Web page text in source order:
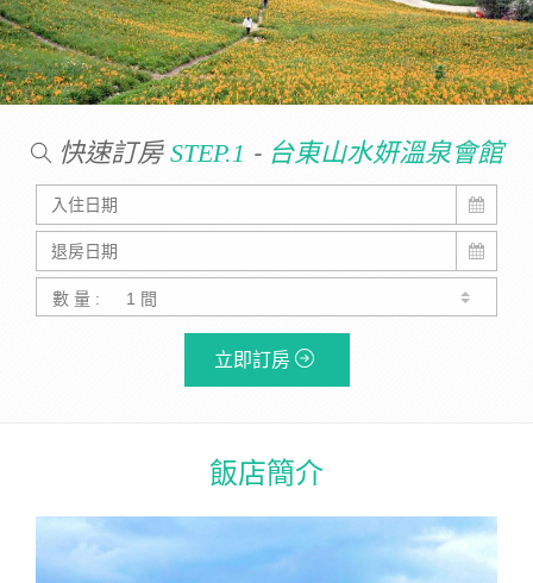
快速訂房 STEP.1 - 台東山水妍溫泉會館
數 量 :
立即訂房
飯店簡介